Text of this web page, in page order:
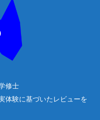
修士
体験に基づいたレビューを